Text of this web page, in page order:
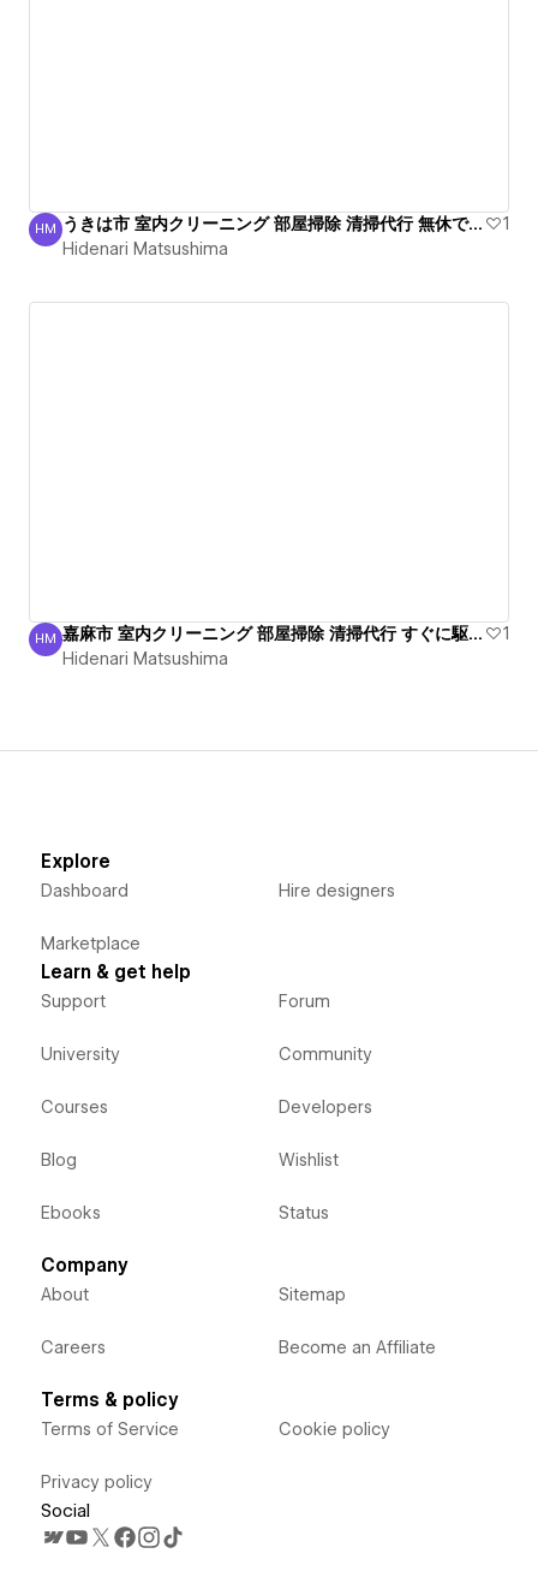
Hidenari Matsushima
HM うきは市 室内クリーニング 部屋掃除 清掃代行 無休で受付
1
Hidenari Matsushima
Hidenari Matsushima
HM 嘉麻市 室内クリーニング 部屋掃除 清掃代行 すぐに駆付け
1
Hidenari Matsushima
Explore
Dashboard
Marketplace
Hire designers
Learn & get help
Support
University
Courses
Blog
Ebooks
Forum
Community
Developers
Wishlist
Status
Company
About
Careers
Sitemap
Become an Affiliate
Terms & policy
Terms of Service
Privacy policy
Cookie policy
Social